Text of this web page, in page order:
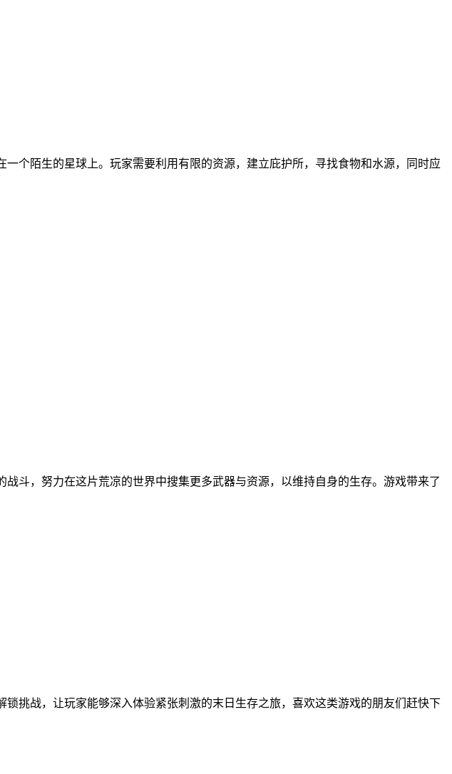
个陌生的星球上。玩家需要利用有限的资源，建立庇护所，寻找食物和水源，同时应
斗，努力在这片荒凉的世界中搜集更多武器与资源，以维持自身的生存。游戏带来了
挑战，让玩家能够深入体验紧张刺激的末日生存之旅，喜欢这类游戏的朋友们赶快下